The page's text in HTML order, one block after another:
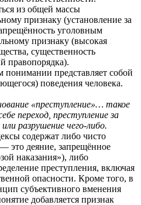
из общей массы
признаку (установление за
уголовным
признаку (высокая
существенность
правопорядка).
представляет собой
поведения человека.
«преступление»… такое
переход, преступление за
разрушение чего-либо.
содержат либо чисто
это деяние, запрещённое
наказания»), либо
преступления, включая
опасности. Кроме того, в
субъективного вменения
добавляется признак